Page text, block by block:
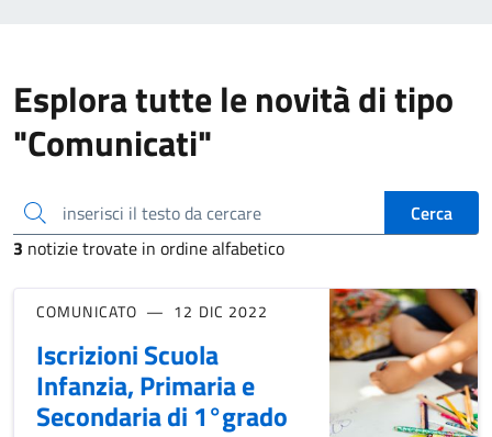
Esplora tutte le novità di tipo
"Comunicati"
inserisci il testo da cercare
Cerca
3 notizie trovate in ordine alfabetico
COMUNICATO 12 DIC 2022
Iscrizioni Scuola
Infanzia, Primaria e
Secondaria di 1°grado